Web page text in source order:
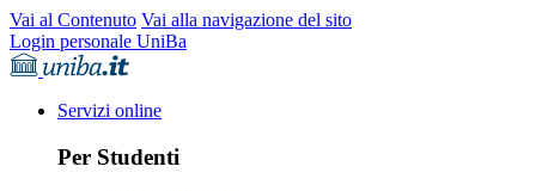
Vai al Contenuto Vai alla navigazione del sito
Login personale UniBa
Servizi online
Per Studenti